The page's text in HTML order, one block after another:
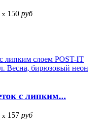
x 150 руб
с липким...
x 157 руб